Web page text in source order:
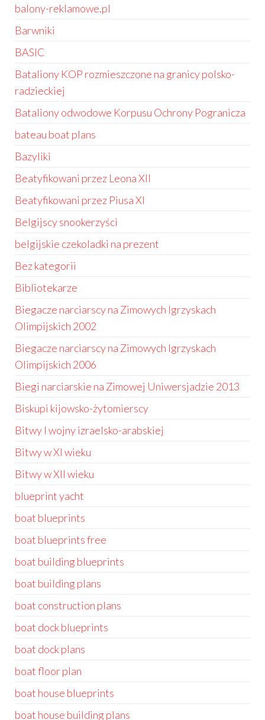
balony-reklamowe.pl
Barwniki
BASIC
Bataliony KOP rozmieszczone na granicy polsko-
radzieckiej
Bataliony odwodowe Korpusu Ochrony Pogranicza
bateau boat plans
Bazyliki
Beatyfikowani przez Leona XII
Beatyfikowani przez Piusa XI
Belgijscy snookerzyści
belgijskie czekoladki na prezent
Bez kategorii
Bibliotekarze
Biegacze narciarscy na Zimowych Igrzyskach
Olimpijskich 2002
Biegacze narciarscy na Zimowych Igrzyskach
Olimpijskich 2006
Biegi narciarskie na Zimowej Uniwersjadzie 2013
Biskupi kijowsko-żytomierscy
Bitwy I wojny izraelsko-arabskiej
Bitwy w XI wieku
Bitwy w XII wieku
blueprint yacht
boat blueprints
boat blueprints free
boat building blueprints
boat building plans
boat construction plans
boat dock blueprints
boat dock plans
boat floor plan
boat house blueprints
boat house building plans